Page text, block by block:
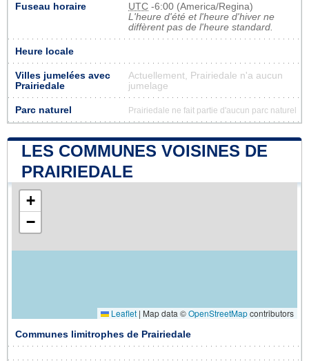
Fuseau horaire UTC -6:00 (America/Regina)
L'heure d'été et l'heure d'hiver ne
diffèrent pas de l'heure standard.
Heure locale
Villes jumelées avec
Prairiedale
Actuellement, Prairiedale n'a aucun
jumelage
Parc naturel Prairiedale ne fait partie d'aucun parc naturel
LES COMMUNES VOISINES DE
PRAIRIEDALE
+
−
Leaflet | Map data ©OpenStreetMapcontributors
Communes limitrophes de Prairiedale